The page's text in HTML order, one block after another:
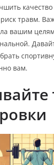
травм.
вашим
вам.